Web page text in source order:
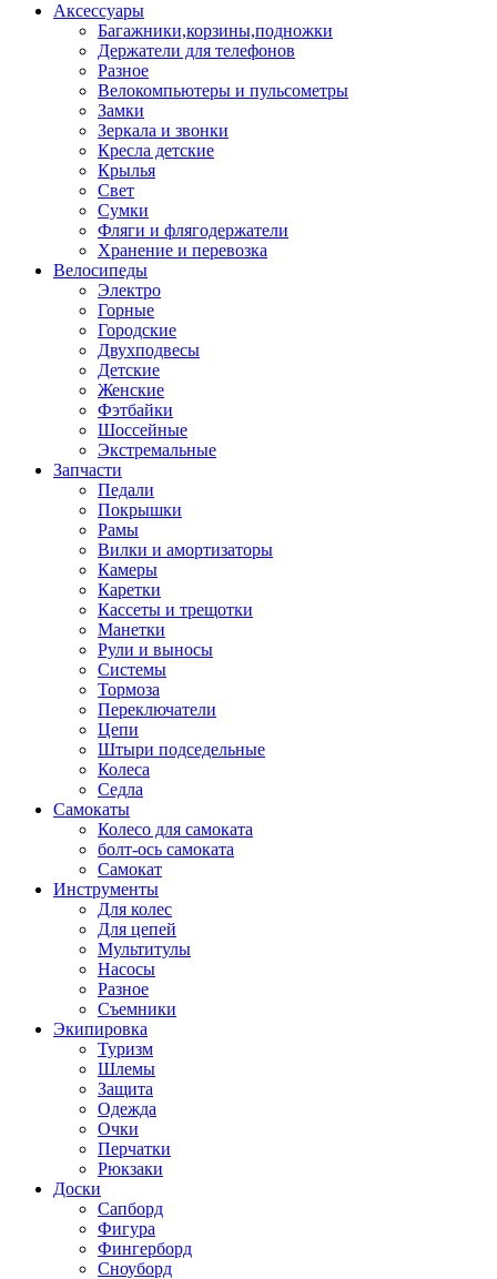
Аксессуары
Багажники,корзины,подножки
Держатели для телефонов
Разное
Велокомпьютеры и пульсометры
Замки
Зеркала и звонки
Кресла детские
Крылья
Свет
Сумки
Фляги и флягодержатели
Хранение и перевозка
Велосипеды
Электро
Горные
Городские
Двухподвесы
Детские
Женские
Фэтбайки
Шоссейные
Экстремальные
Запчасти
Педали
Покрышки
Рамы
Вилки и амортизаторы
Камеры
Каретки
Кассеты и трещотки
Манетки
Рули и выносы
Системы
Тормоза
Переключатели
Цепи
Штыри подседельные
Колеса
Седла
Самокаты
Колесо для самоката
болт-ось самоката
Самокат
Инструменты
Для колес
Для цепей
Мультитулы
Насосы
Разное
Съемники
Экипировка
Туризм
Шлемы
Защита
Одежда
Очки
Перчатки
Рюкзаки
Доски
Сапборд
Фигура
Фингерборд
Сноуборд